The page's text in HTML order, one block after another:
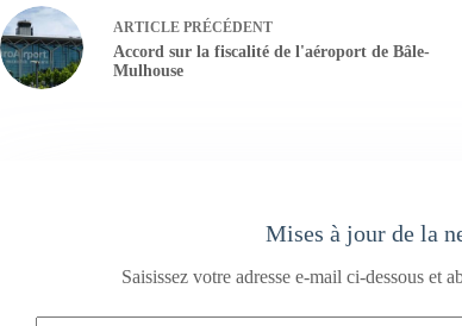
ARTICLE PRÉCÉDENT
Accord sur la fiscalité de l'aéroport de Bâle-
Mulhouse
Mises à jour de la
Saisissez votre adresse e-mail ci-dessous et